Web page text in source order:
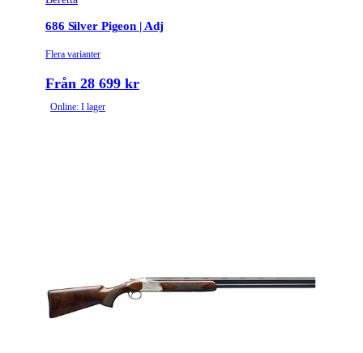
686 Silver Pigeon | Adj
Flera varianter
Från 28 699 kr
Online: I lager